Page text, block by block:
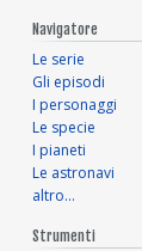
Navigatore
Le serie
Gli episodi
I personaggi
Le specie
I pianeti
Le astronavi
altro…
Strumenti